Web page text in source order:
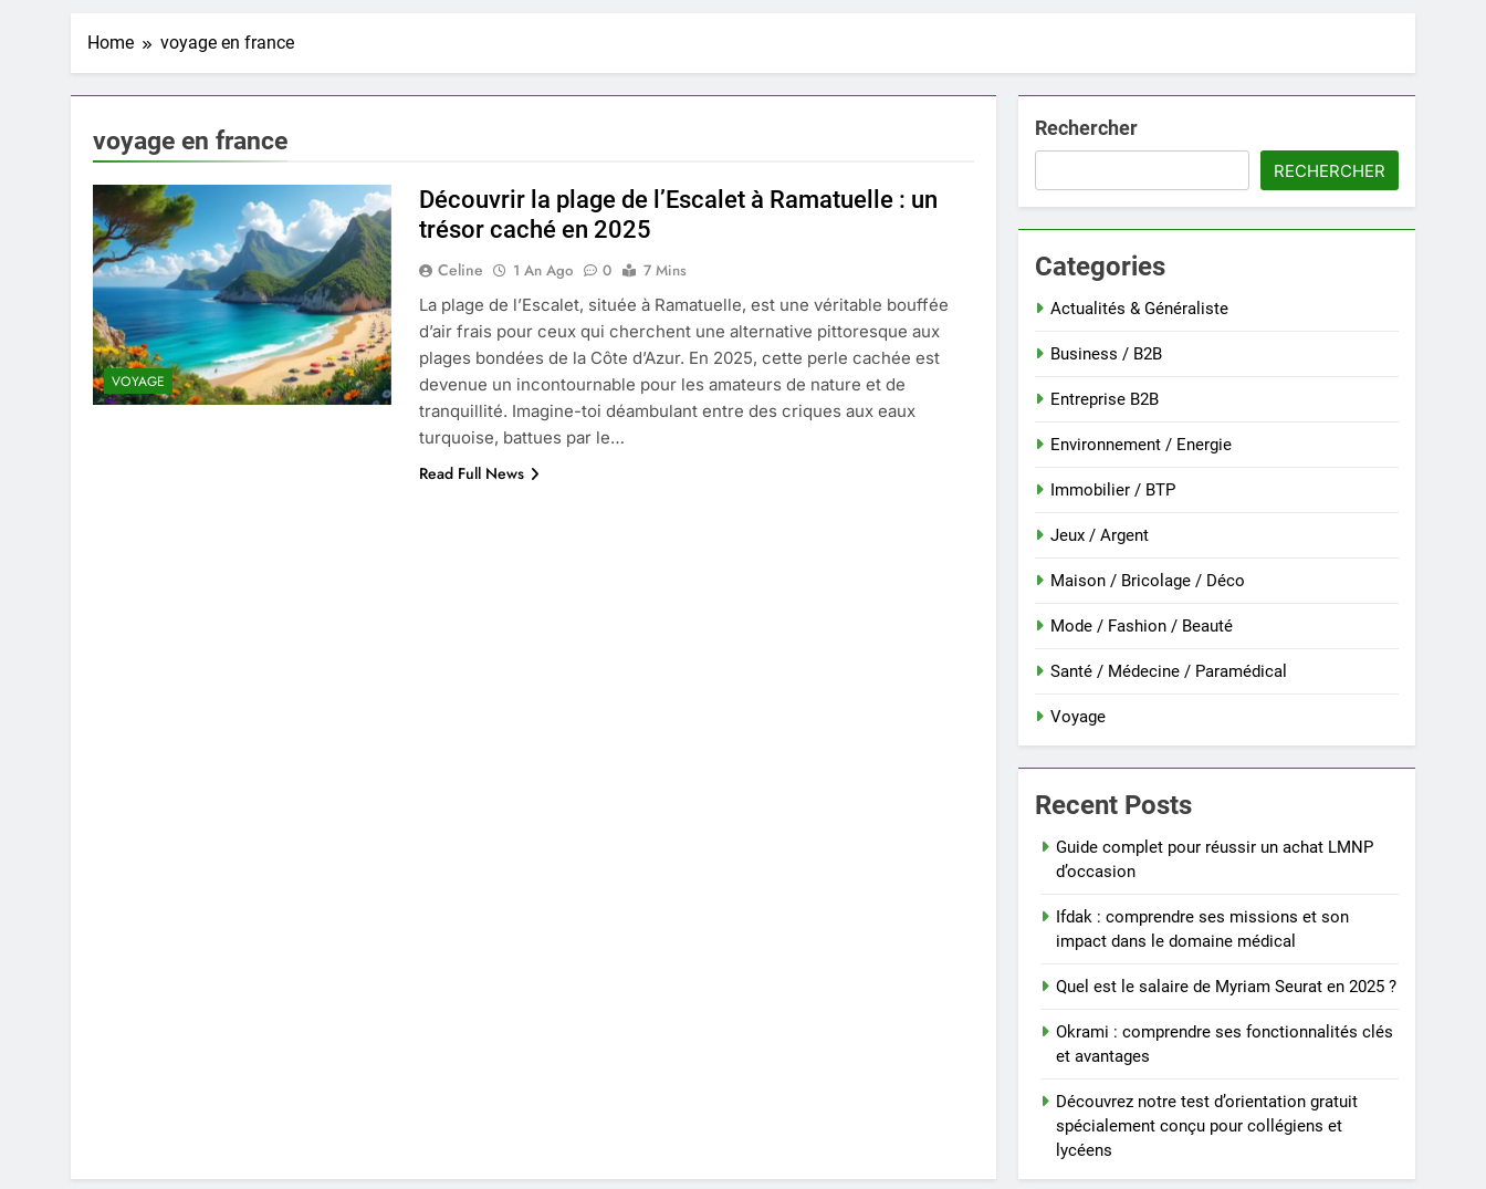
Quel est le salaire de Myriam Seurat en 2025 ?
4 Mois Ago
Okrami : comprendre ses fonctionnalités clés et avantages
4 Mois Ago
Découvrez notre test d’orientation gratuit spécialement conçu pour collégiens et lycéens
4 Mois Ago
Liste complète des marques rezoactif.com à connaître en 2025
4 Mois Ago 5 Mois Ago
Quels sont les inconvénients de l’eucalyptus gunnii pour votre jardin
Home voyage en france
voyage en france
VOYAGE
Découvrir la plage de l’Escalet à Ramatuelle : un
trésor caché en 2025
Celine 1 An Ago 0
7 Mins
La plage de l’Escalet, située à Ramatuelle, est une véritable bouffée
d’air frais pour ceux qui cherchent une alternative pittoresque aux
plages bondées de la Côte d’Azur. En 2025, cette perle cachée est
devenue un incontournable pour les amateurs de nature et de
tranquillité. Imagine-toi déambulant entre des criques aux eaux
turquoise, battues par le…
Read Full News
Rechercher
RECHERCHER
Categories
Actualités & Généraliste
Business / B2B
Entreprise B2B
Environnement / Energie
Immobilier / BTP
Jeux / Argent
Maison / Bricolage / Déco
Mode / Fashion / Beauté
Santé / Médecine / Paramédical
Voyage
Recent Posts
Guide complet pour réussir un achat LMNP
d’occasion
Ifdak : comprendre ses missions et son
impact dans le domaine médical
Quel est le salaire de Myriam Seurat en 2025 ?
Okrami : comprendre ses fonctionnalités clés
et avantages
Découvrez notre test d’orientation gratuit
spécialement conçu pour collégiens et
lycéens